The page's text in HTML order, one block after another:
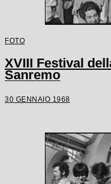
FOTO
XVIII Festival
Sanremo
30 GENNAIO 1968